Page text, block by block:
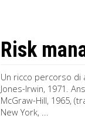
Risk
Un ricco percorso di
Jones-Irwin, 1971.
McGraw-Hill, 1965,
New York, ...